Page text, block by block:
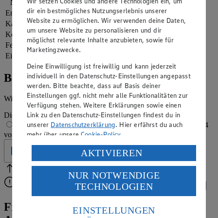
Nährwerte
pro Portion
Energie
2.230 kj (27 %)
Kalorien
533 kcal (27 %)
Kohlenhydrate 85 g
Fett
13 g
Eiweiß
21 g
Bewertung
Wie hat es dir geschmeckt?
Die Bewertung wird automatisch gespeichert
1 von 5 Sternen
2 von 5 Sternen 3 von 5 Sternen
4
von 5 Sternen
5 von 5 Sternen
Bitte Pfeile benutzen
Vielen Dank für deine Bewertung.
Bitte wähle eine Bewertung aus, um fortzufahren.
Fruchtig, quarkig und vanillig-süß:
dir ein bestmögliches Nutzungserlebnis unserer
Website zu ermöglichen. Wir verwenden deine Daten,
um unsere Website zu personalisieren und dir
möglichst relevante Inhalte anzubieten, sowie für
Marketingzwecke.
Deine Einwilligung ist freiwillig und kann jederzeit
individuell in den Datenschutz-Einstellungen angepasst
werden. Bitte beachte, dass auf Basis deiner
Einstellungen ggf. nicht mehr alle Funktionalitäten zur
Verfügung stehen. Weitere Erklärungen sowie einen
Link zu den Datenschutz-Einstellungen findest du in
unserer Datenschutzerklärung. Hier erfährst du auch
mehr über unsereCookie-Policy.
Verarbeitung deiner personenbezogenen Daten in den
USA durch Facebook und YouTube:
Wenn du auf „Aktivieren“ klickst, willigst du im Sinne
des Art. 49 Abs. 1 Satz 1 lit. a) DSGVO ein, dass deine
Daten in den USA verarbeitet werden. Der EuGH sieht
die USA als Land mit einem nach europäischen
Standards nicht angemessenen Datenschutzniveau an.
AKTIVIEREN
NUR NOTWENDIGE
TECHNOLOGIEN
EINSTELLUNGEN